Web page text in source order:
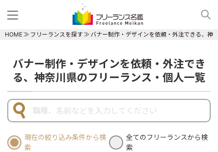
HOME フリーランスを探す バナー制作・デザインを依頼・外注できる、神
バナー制作・デザインを依頼・外注でき
る、神奈川県のフリーランス・個人一覧
現在の絞り込み条件から検
索
全てのフリーランスから検
索